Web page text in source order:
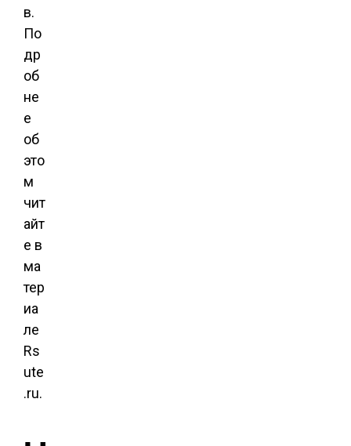
в.
По
др
об
не
е
об
это
м
чит
айт
е в
ма
тер
иа
ле
Rs
ute
.ru.